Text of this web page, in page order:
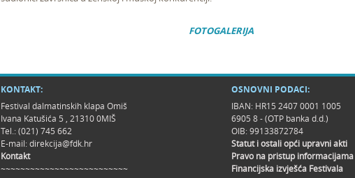
FOTOGALERIJA
KONTAKT:
Festival dalmatinskih klapa Omiš
Ivana Katušića 5 , 21310 0MIŠ
Tel.: (021) 745 662
E-mail:direkcija@fdk.hr
Kontakt
~~~~~~~~~~~~~~~~~~~~~~~~~~
OSNOVNI PODACI:
IBAN: HR15 2407 0001 1005
6905 8 - (OTP banka d.d.)
OIB: 99133872784
Statut i ostali opći upravni akti
Pravo na pristup informacijama
Financijska izvješća Festivala